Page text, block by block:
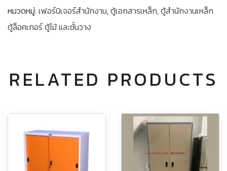
หมวดหมู่: เฟอร์นิเจอร์สำนักงาน,ตู้เอกสารเหล็ก,ตู้สำนักงานเหล็ก
ตู้ล็อคเกอร์ ตู้ไม้ และชั้นวาง
RELATED PRODUCTS